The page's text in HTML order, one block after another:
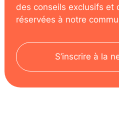
des conseils exclusifs et
réservées à notre
S’inscrire à la